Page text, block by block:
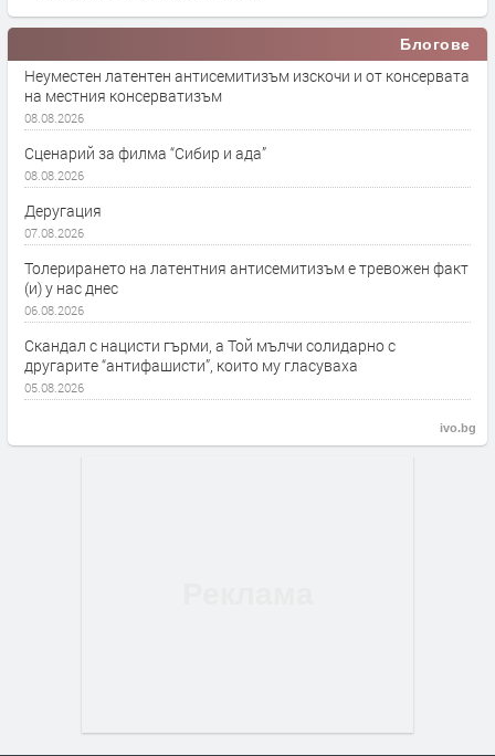
Блогове
Неуместен латентен антисемитизъм изскочи и от консервата
на местния консерватизъм
08.08.2026
Сценарий за филма “Сибир и ада”
08.08.2026
Деругация
07.08.2026
Толерирането на латентния антисемитизъм е тревожен факт
(и) у нас днес
06.08.2026
Скандал с нацисти гърми, а Той мълчи солидарно с
другарите “антифашисти”, които му гласуваха
05.08.2026
ivo.bg